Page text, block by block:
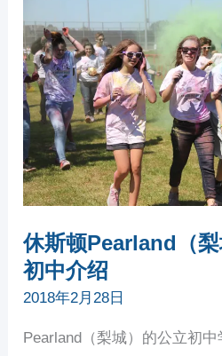
休斯顿Pearland（
初中介绍
2018年2月28日
Pearland（梨城）的公立初
城）
最
好
的
公
立
初
中
介
绍